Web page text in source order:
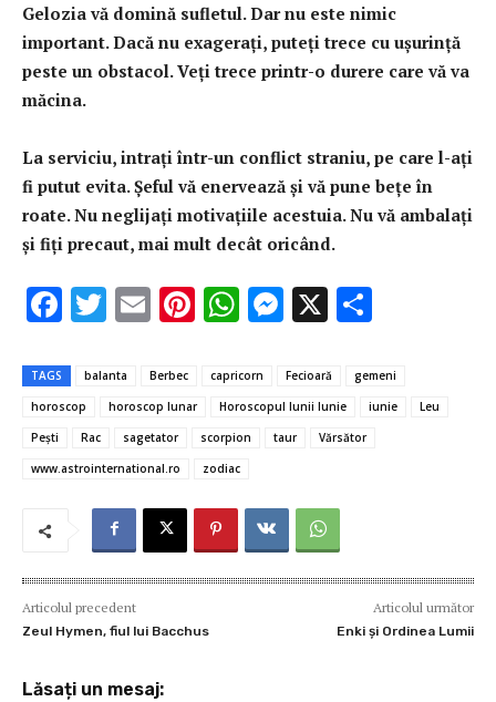
Gelozia vă domină sufletul. Dar nu este nimic
important. Dacă nu exageraţi, puteţi trece cu uşurinţă
peste un obstacol. Veţi trece printr-o durere care vă va
măcina.
La serviciu, intraţi într-un conflict straniu, pe care l-aţi
fi putut evita. Şeful vă enervează şi vă pune beţe în
roate. Nu neglijaţi motivaţiile acestuia. Nu vă ambalaţi
şi fiţi precaut, mai mult decât oricând.
F
e
b
o
T
it
te
E
ai
l
Pi
er
es
t
W
at
s
A
p
p
M
se
n
g
X
ta
je
TAGS balanta Berbec capricorn Fecioară
gemeni
horoscop
horoscop lunar Horoscopul lunii Iunie iunie
Leu
Peşti
Rac sagetator scorpion taur
Vărsător
www.astrointernational.ro
zodiac
Articolul precedent
Zeul Hymen, fiul lui Bacchus
Articolul următor
Enki și Ordinea Lumii
Lăsați un mesaj: